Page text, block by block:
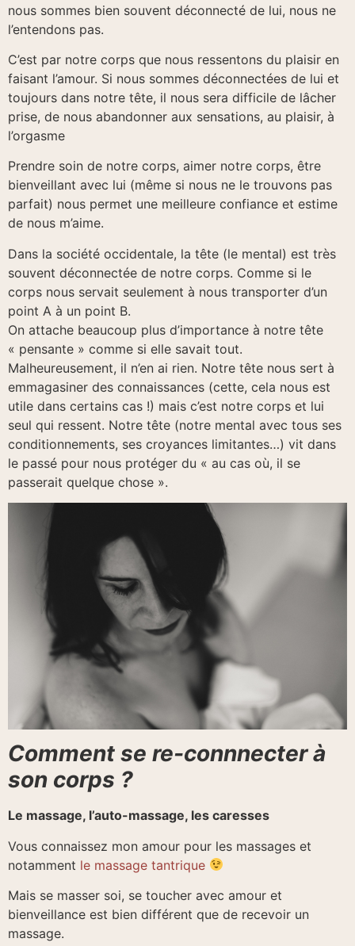
nous sommes bien souvent déconnecté de lui, nous ne
l’entendons pas.
C’est par notre corps que nous ressentons du plaisir en
faisant l’amour. Si nous sommes déconnectées de lui et
toujours dans notre tête, il nous sera difficile de lâcher
prise, de nous abandonner aux sensations, au plaisir, à
l’orgasme
Prendre soin de notre corps, aimer notre corps, être
bienveillant avec lui (même si nous ne le trouvons pas
parfait) nous permet une meilleure confiance et estime
de nous m’aime.
Dans la société occidentale, la tête (le mental) est très
souvent déconnectée de notre corps. Comme si le
corps nous servait seulement à nous transporter d’un
point A à un point B.
On attache beaucoup plus d’importance à notre tête
« pensante » comme si elle savait tout.
Malheureusement, il n’en ai rien. Notre tête nous sert à
emmagasiner des connaissances (cette, cela nous est
utile dans certains cas !) mais c’est notre corps et lui
seul qui ressent. Notre tête (notre mental avec tous ses
conditionnements, ses croyances limitantes…) vit dans
le passé pour nous protéger du « au cas où, il se
passerait quelque chose ».
Comment se re-connnecter à
son corps ?
Le massage, l’auto-massage, les caresses
Vous connaissez mon amour pour les massages et
notamment le massage tantrique
Mais se masser soi, se toucher avec amour et
bienveillance est bien différent que de recevoir un
massage.